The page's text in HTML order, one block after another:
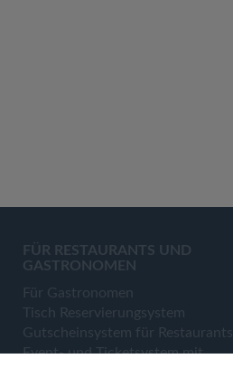
FÜR RESTAURANTS UND
GASTRONOMEN
Für Gastronomen
Tisch Reservierungsystem
Gutscheinsystem für Restaurants
Event- und Ticketsystem mit